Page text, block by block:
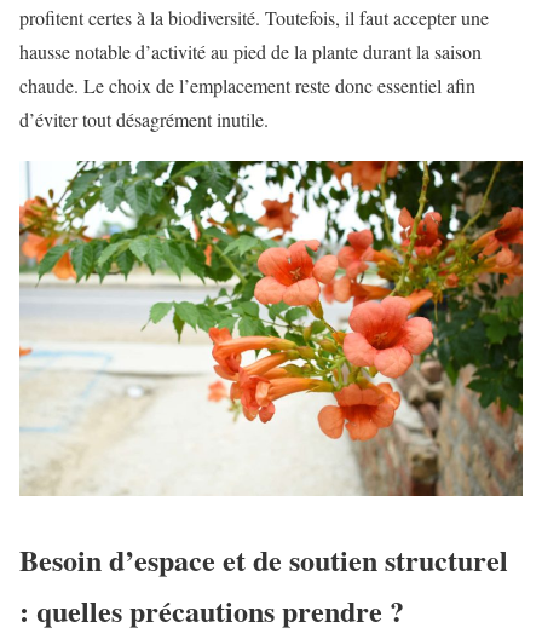
profitent certes à la biodiversité. Toutefois, il faut accepter une
hausse notable d’activité au pied de la plante durant la saison
chaude. Le choix de l’emplacement reste donc essentiel afin
d’éviter tout désagrément inutile.
Besoin d’espace et de soutien structurel
: quelles précautions prendre ?